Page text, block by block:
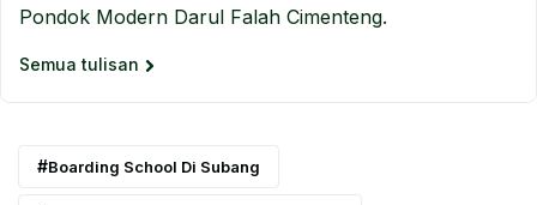
Pondok Modern Darul Falah Cimenteng.
Semua tulisan
Boarding School Di Subang